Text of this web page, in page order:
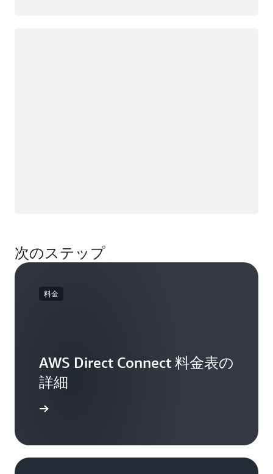
次のステップ
料金
AWS Direct Connect 料金表の
詳細